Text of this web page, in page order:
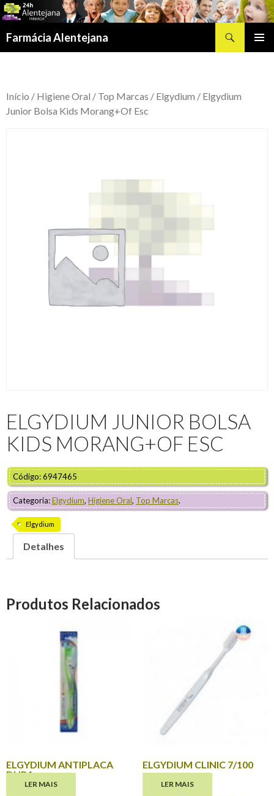
Farmácia Alentejana
Início / Higiene Oral / Top Marcas / Elgydium / Elgydium
Junior Bolsa Kids Morang+Of Esc
ELGYDIUM JUNIOR BOLSA
KIDS MORANG+OF ESC
Código: 6947465
Categoria:Elgydium, Higiene Oral, Top Marcas.
Elgydium
Detalhes
Produtos Relacionados
ELGYDIUM ANTIPLACA
DURA
4.30
LER MAIS
ELGYDIUM CLINIC 7/100
6.95LER MAIS